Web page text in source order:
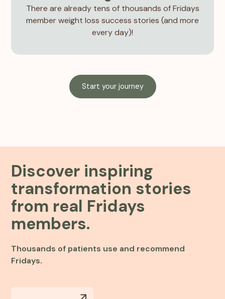
There are already tens of thousands of Fridays
member weight loss success stories (and more
every day)!
Start your journey
Discover inspiring
transformation stories
from real Fridays
members.
Thousands of patients use and recommend
Fridays.